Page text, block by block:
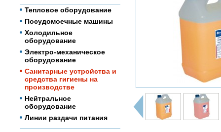
Тепловое оборудование
Посудомоечные машины
Холодильное
оборудование
Электро-механическое
оборудование
Санитарные устройства и
средства гигиены на
производстве
Нейтральное
оборудование
Линии раздачи питания